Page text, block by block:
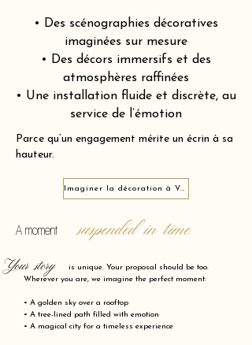
• Des scénographies décoratives
imaginées sur mesure
• Des décors immersifs et des
atmosphères raffinées
• Une installation fluide et discrète, au
service de l’émotion
Parce qu’un engagement mérite un écrin à sa
hauteur.
Imaginer la décoration à Vernon 27200
A moment suspended in time
is unique. Your proposal should be too.
Wherever you are, we imagine the perfect moment:
• A golden sky over a rooftop
• A tree-lined path filled with emotion
• A magical city for a timeless experience
Your story